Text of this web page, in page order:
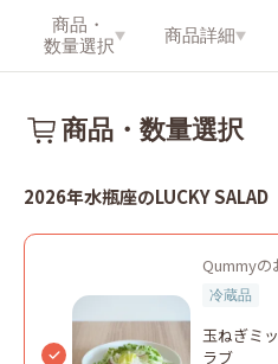
商品・
数量選択
商品詳細
商品・数量選択
2026年水瓶座のLUCKY SALAD
Qummyの
冷蔵品
玉ねぎミ
ラブ